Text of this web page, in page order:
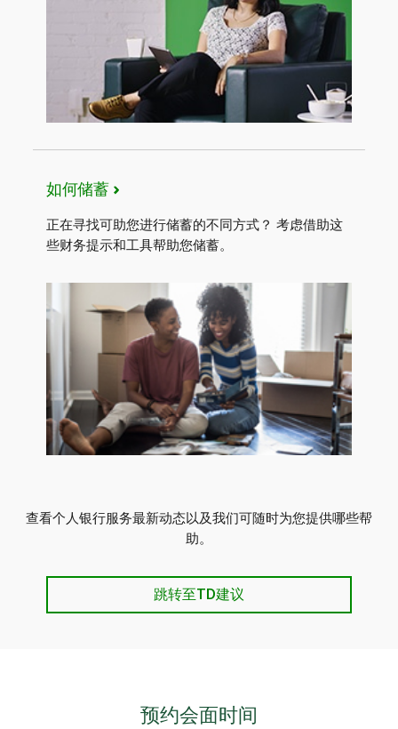
如何储蓄
正在寻找可助您进行储蓄的不同方式？​​​​​​​ 考虑借助这
些财务提示和工具帮助您储蓄。
查看个人银行服务最新动态以及我们可随时为您提供哪些帮
助。
跳转至TD建议
预约会面时间